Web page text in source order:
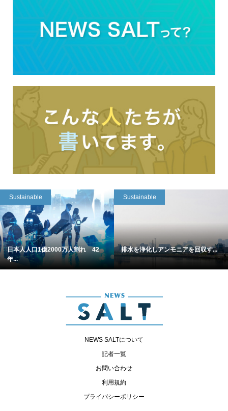
Sustainable
日本人人口1億2000万人割れ 42
年...
Sustainable
排水を浄化しアンモニアを回収す...
NEWS SALTについて
記者一覧
お問い合わせ
利用規約
プライバシーポリシー